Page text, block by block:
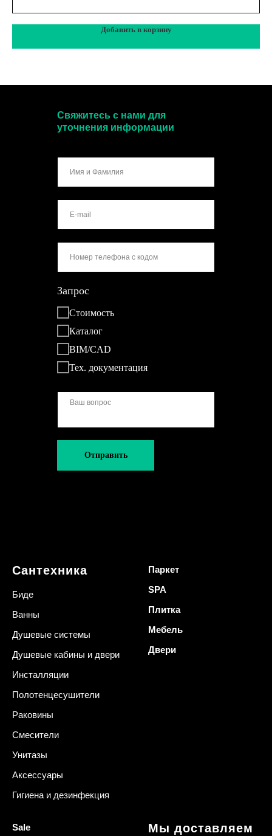
Добавить в корзину
Запрос
Стоимость
Каталог
BIM/CAD
Тех. документация
Отправить
Свяжитесь с нами для
уточнения информации
Сантехника
Биде
Ванны
Душевые системы
Душевые кабины и двери
Инсталляции
Полотенцесушители
Раковины
Смесители
Унитазы
Аксессуары
Гигиена и дезинфекция
Паркет
SPA
Плитка
Мебель
Двери
Sale
Мы доставляем